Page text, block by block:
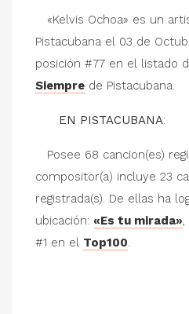
«Kelvis Ochoa» es un
Pistacubana el 03 de
posición #77 en el listado
Siempre de Pistacubana.
EN PISTACUBANA:
Posee 68 cancion(es)
compositor(a) incluye 23
registrada(s). De ellas ha
ubicación: «Es tu mirada»,
#1 en el Top100.